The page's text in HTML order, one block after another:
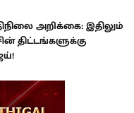
அறிக்கை: இதிலும்
திட்டங்களுக்கு